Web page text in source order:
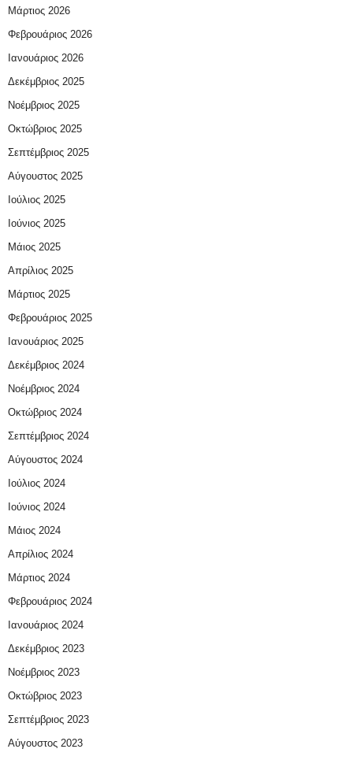
Μάρτιος 2026
Φεβρουάριος 2026
Ιανουάριος 2026
Δεκέμβριος 2025
Νοέμβριος 2025
Οκτώβριος 2025
Σεπτέμβριος 2025
Αύγουστος 2025
Ιούλιος 2025
Ιούνιος 2025
Μάιος 2025
Απρίλιος 2025
Μάρτιος 2025
Φεβρουάριος 2025
Ιανουάριος 2025
Δεκέμβριος 2024
Νοέμβριος 2024
Οκτώβριος 2024
Σεπτέμβριος 2024
Αύγουστος 2024
Ιούλιος 2024
Ιούνιος 2024
Μάιος 2024
Απρίλιος 2024
Μάρτιος 2024
Φεβρουάριος 2024
Ιανουάριος 2024
Δεκέμβριος 2023
Νοέμβριος 2023
Οκτώβριος 2023
Σεπτέμβριος 2023
Αύγουστος 2023